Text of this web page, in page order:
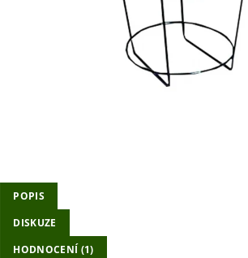
POPIS
DISKUZE
HODNOCENÍ (1)